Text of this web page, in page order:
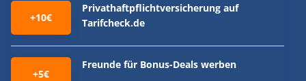
+10€
Privathaftpflichtversicherung auf
Tarifcheck.de
+5€
Freunde für Bonus-Deals werben